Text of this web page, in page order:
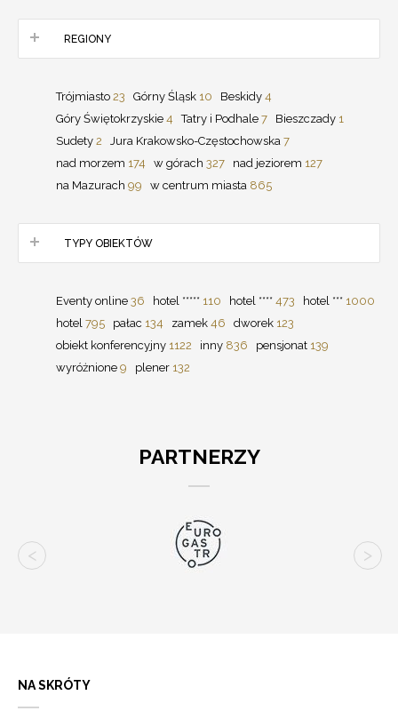
REGIONY
Trójmiasto 23 Górny Śląsk 10 Beskidy 4
Góry Świętokrzyskie 4 Tatry i Podhale 7 Bieszczady 1
Sudety 2 Jura Krakowsko-Częstochowska 7
nad morzem 174 w górach 327 nad jeziorem 127
na Mazurach 99 w centrum miasta 865
TYPY OBIEKTÓW
Eventy online 36 hotel ***** 110 hotel **** 473 hotel *** 1000
hotel 795 pałac 134 zamek 46 dworek 123
obiekt konferencyjny 1122 inny 836 pensjonat 139
wyróżnione 9 plener 132
PARTNERZY
NA SKRÓTY